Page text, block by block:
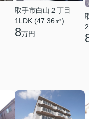
取手市白山２丁目
1LDK (47.36㎡)
8万円